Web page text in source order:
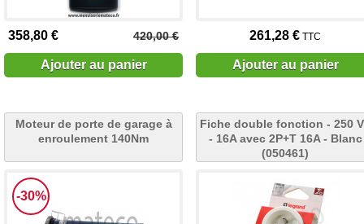
420,00 €
358,80 €
Ajouter au panier
261,28 € TTC
Ajouter au panier
Moteur de porte de garage à
enroulement 140Nm
-30%
Fiche double fonction - 250
- 16A avec 2P+T 16A - Blanc
(050461)